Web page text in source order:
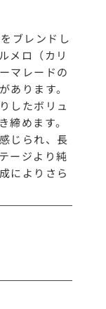
ブレンドし
メロ（カリ
マレードの
あります。
したボリュ
締めます。
じられ、長
ージより純
によりさら